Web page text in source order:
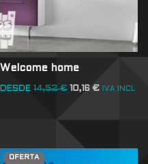
Welcome home
DESDE 14,52€ 10,16€ IVA INCL
OFERTA